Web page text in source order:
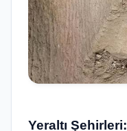
Yeraltı Şehirleri: